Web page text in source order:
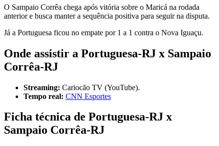
O Sampaio Corrêa chega após vitória sobre o Maricá na rodada
anterior e busca manter a sequência positiva para seguir na disputa.
Já a Portuguesa ficou no empate por 1 a 1 contra o Nova Iguaçu.
Onde assistir a Portuguesa-RJ x Sampaio
Corrêa-RJ
Streaming: Cariocão TV (YouTube).
Tempo real: CNN Esportes
Ficha técnica de Portuguesa-RJ x
Sampaio Corrêa-RJ